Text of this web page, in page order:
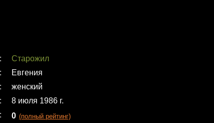
Старожил
Евгения
женский
8 июля 1986 г.
0 (полный рейтинг)